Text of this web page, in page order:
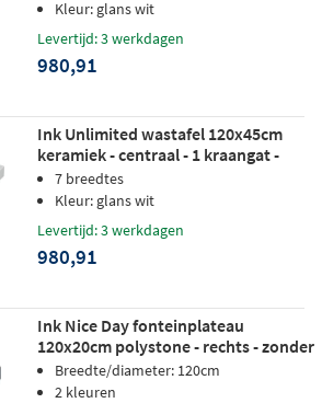
Kleur: glans wit
Levertijd: 3 werkdagen
980,91
Ink Unlimited wastafel 120x45cm
keramiek - centraal - 1 kraangat -
glans wit
7 breedtes
Kleur: glans wit
Levertijd: 3 werkdagen
980,91
Ink Nice Day fonteinplateau
120x20cm polystone - rechts - zonder
kraangat - mat wit
Breedte/diameter: 120cm
2 kleuren